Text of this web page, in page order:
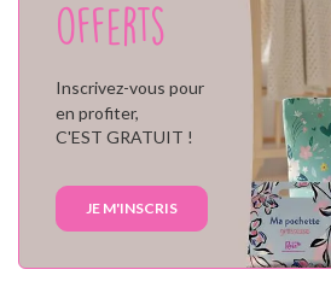
offerts
Inscrivez-vous pour
en profiter,
C'EST GRATUIT !
JE M'INSCRIS